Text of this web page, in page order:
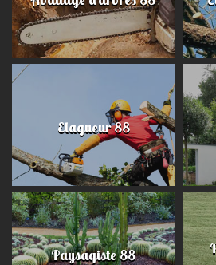
Elagueur 88
Paysagiste 88